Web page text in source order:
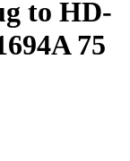
to HD-
75